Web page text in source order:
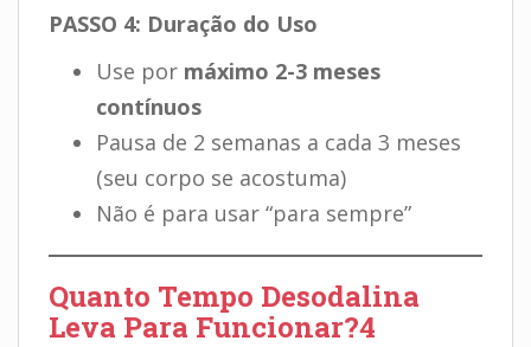
PASSO 4: Duração do Uso
Use por máximo 2-3 meses
contínuos
Pausa de 2 semanas a cada 3 meses
(seu corpo se acostuma)
Não é para usar “para sempre”
Quanto Tempo Desodalina
Leva Para Funcionar?4